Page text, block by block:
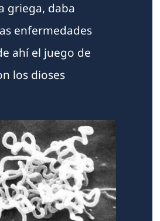
griega, daba
enfermedades
ahí el juego de
los dioses